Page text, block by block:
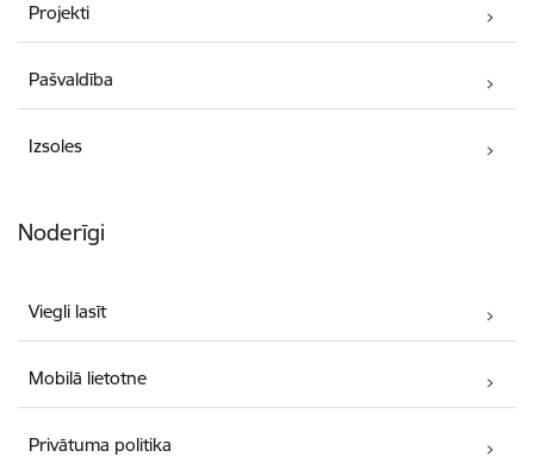
Projekti
Pašvaldība
Izsoles
Noderīgi
Viegli lasīt
Mobilā lietotne
Privātuma politika